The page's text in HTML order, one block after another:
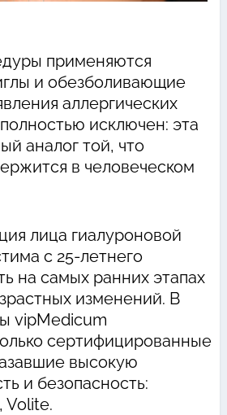
применяются
и обезболивающие
аллергических
исключен: эта
аналог той, что
в человеческом
лица гиалуроновой
с 25-летнего
на самых ранних этапах
изменений. В
vipMedicum
сертифицированные
высокую
и безопасность:
Volite.